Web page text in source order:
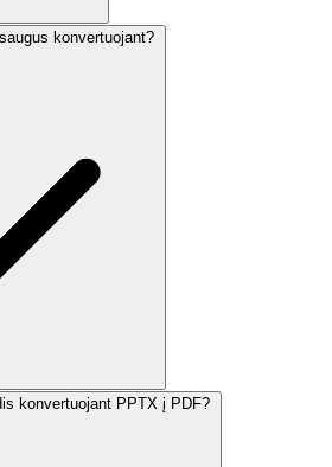
konvertuojant?
konvertuojant PPTX į PDF?